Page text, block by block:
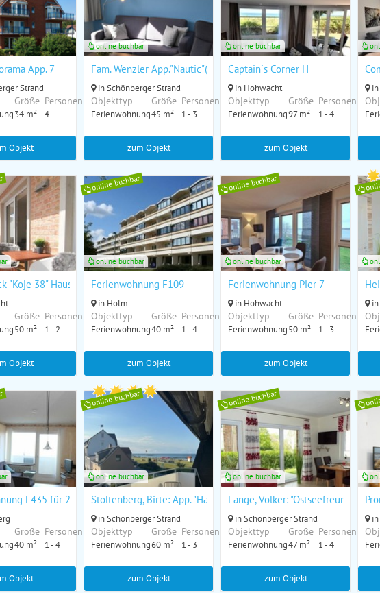
App. 7
Strand
Größe
34 m²
Personen
4
Objekt
Fam. Wenzler App."Nautic"(Nr. 10)
in Schönberger Strand
Objekttyp
Ferienwohnung
Größe
45 m²
Personen
1 - 3
online buchbar
zum Objekt
Captain`s Corner H
in Hohwacht
Objekttyp
Ferienwohnung
Größe
97 m²
Personen
1 - 4
online buchbar
zum Objekt
in
"Koje 38" Haus 3, WE 38
Größe
50 m²
Personen
1 - 2
Objekt
online buchbar
Ferienwohnung F109
in Holm
Objekttyp
Ferienwohnung
Größe
40 m²
Personen
1 - 4
online buchbar
zum Objekt
online buchbar
Ferienwohnung Pier 7
in Hohwacht
Objekttyp
Ferienwohnung
Größe
50 m²
Personen
1 - 3
online buchbar
zum Objekt
in
Ostsee
L435 für 2-4 Personen an der Ostsee
Größe
40 m²
Personen
1 - 4
Objekt
online buchbar
Stoltenberg, Birte: App. "Happy Ocean View" (Nr. 301)
in Schönberger Strand
Objekttyp
Ferienwohnung
Größe
60 m²
Personen
1 - 3
online buchbar
zum Objekt
online buchbar
Lange, Volker: "Ostseefreunde"
in Schönberger Strand
Objekttyp
Ferienwohnung
Größe
47 m²
Personen
1 - 4
online buchbar
zum Objekt
in